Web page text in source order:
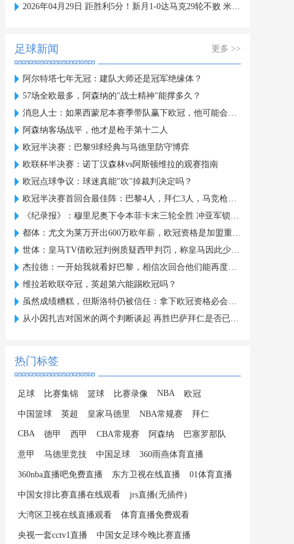
2026年04月29日 距胜利5分！新月1-0达马克29轮不败 米林科维奇头球制胜特奥助攻
足球新闻 更多 >>
阿尔特塔七年无冠：建队大师还是冠军绝缘体？
57场全欧最多，阿森纳的"战士精神"能撑多久？
消息人士：如果西蒙尼本赛季带队赢下欧冠，他可能会离开马竞
阿森纳客场战平，他才是枪手第十二人
欧冠半决赛：巴黎9球经典与马德里防守博弈
欧联杯半决赛：诺丁汉森林vs阿斯顿维拉的观赛指南
欧冠点球争议：球迷真能"吹"掉裁判决定吗？
欧冠半决赛首回合最佳阵：巴黎4人，拜仁3人，马竞枪手各2人
《纪录报》：穆里尼奥下令本菲卡末三轮全胜 冲亚军锁定欧冠资格
都体：尤文为莱万开出600万欧年薪，欧冠资格是加盟重要前提
世体：皇马TV借欧冠判例质疑西甲判罚，称皇马因此少拿16分
杰拉德：一开始我就看好巴黎，相信次回合他们能再度击败拜仁
维拉若欧联夺冠，英超第六能踢欧冠吗？
虽然成绩糟糕，但斯洛特仍被信任：拿下欧冠资格必会继续执掌豪门
从小因扎吉对国米的两个判断谈起 再胜巴萨拜仁是否已再无可能
热门标签
足球 比赛集锦 篮球 比赛录像 NBA 欧冠
中国篮球 英超 皇家马德里 NBA常规赛 拜仁
CBA 德甲 西甲 CBA常规赛 阿森纳 巴塞罗那队
意甲 马德里竞技 中国足球 360雨燕体育直播
360nba直播吧免费直播 东方卫视在线直播 01体育直播
中国女排比赛直播在线观看 jrs直播(无插件)
大湾区卫视在线直播观看 体育直播免费观看
央视一套cctv1直播 中国女足球今晚比赛直播